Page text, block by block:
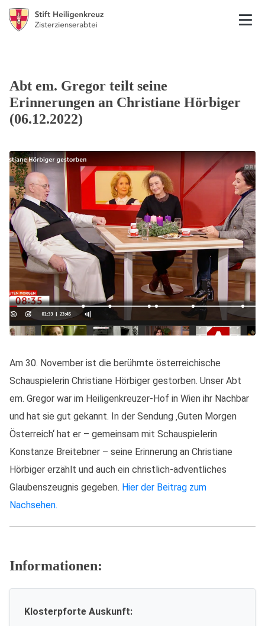
Abt em. Gregor teilt seine
Erinnerungen an Christiane Hörbiger
(06.12.2022)
Am 30. November ist die berühmte österreichische
Schauspielerin Christiane Hörbiger gestorben. Unser Abt
em. Gregor war im Heiligenkreuzer-Hof in Wien ihr Nachbar
und hat sie gut gekannt. In der Sendung ‚Guten Morgen
Österreich‘ hat er – gemeinsam mit Schauspielerin
Konstanze Breitebner – seine Erinnerung an Christiane
Hörbiger erzählt und auch ein christlich-adventliches
Glaubenszeugnis gegeben. Hier der Beitrag zum
Nachsehen.
Informationen:
Klosterpforte Auskunft: